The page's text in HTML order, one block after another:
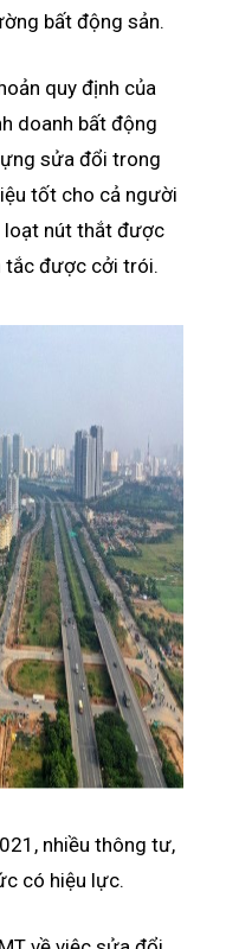
bất động sản.
quy định của
doanh bất động
sửa đổi trong
tốt cho cả người
loạt nút thắt được
tắc được cởi trói.
nhiều thông tư,
có hiệu lực.